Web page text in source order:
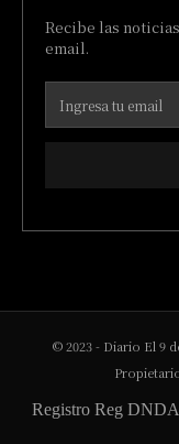
Recibe las
email.
© 2023 - Diario El 9
Registro Reg